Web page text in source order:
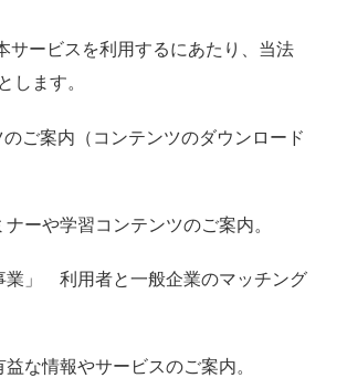
ービスを利用するにあたり、当法
します。
ご案内（コンテンツのダウンロード
ーや学習コンテンツのご案内。
業」 利用者と一般企業のマッチング
な情報やサービスのご案内。